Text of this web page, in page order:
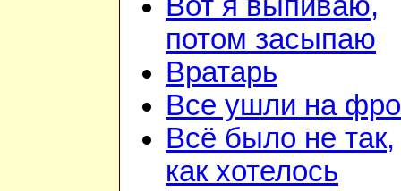
Вот я выпиваю,
потом засыпаю
Вратарь
Все ушли на
Всё было не так,
как хотелось